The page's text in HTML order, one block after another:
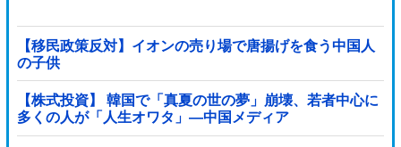
【移民政策反対】イオンの売り場で唐揚げを食う中国人
の子供
【株式投資】 韓国で「真夏の世の夢」崩壊、若者中心に
多くの人が「人生オワタ」―中国メディア